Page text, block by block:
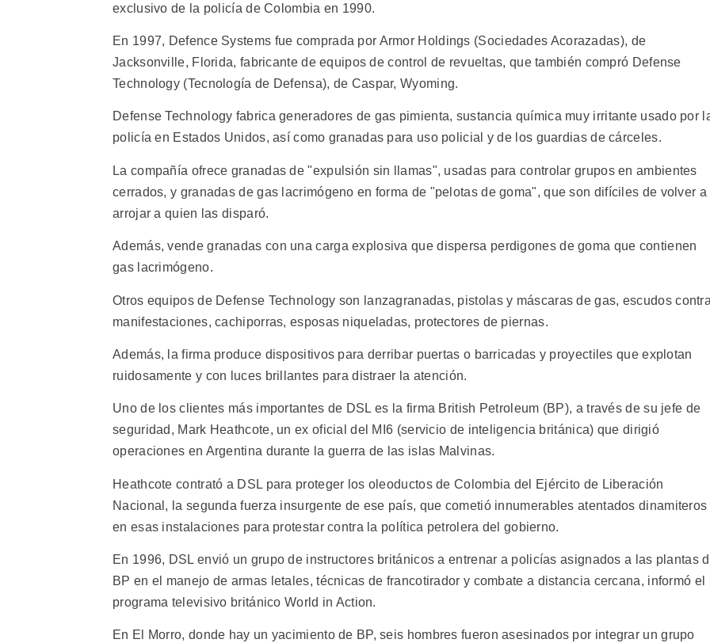
exclusivo de la policía de Colombia en 1990.
En 1997, Defence Systems fue comprada por Armor Holdings (Sociedades Acorazadas), de
Jacksonville, Florida, fabricante de equipos de control de revueltas, que también compró Defense
Technology (Tecnología de Defensa), de Caspar, Wyoming.
Defense Technology fabrica generadores de gas pimienta, sustancia química muy irritante usado por
policía en Estados Unidos, así como granadas para uso policial y de los guardias de cárceles.
La compañía ofrece granadas de "expulsión sin llamas", usadas para controlar grupos en ambientes
cerrados, y granadas de gas lacrimógeno en forma de "pelotas de goma", que son difíciles de volver a
arrojar a quien las disparó.
Además, vende granadas con una carga explosiva que dispersa perdigones de goma que contienen
gas lacrimógeno.
Otros equipos de Defense Technology son lanzagranadas, pistolas y máscaras de gas, escudos
manifestaciones, cachiporras, esposas niqueladas, protectores de piernas.
Además, la firma produce dispositivos para derribar puertas o barricadas y proyectiles que explotan
ruidosamente y con luces brillantes para distraer la atención.
Uno de los clientes más importantes de DSL es la firma British Petroleum (BP), a través de su jefe de
seguridad, Mark Heathcote, un ex oficial del MI6 (servicio de inteligencia británica) que dirigió
operaciones en Argentina durante la guerra de las islas Malvinas.
Heathcote contrató a DSL para proteger los oleoductos de Colombia del Ejército de Liberación
Nacional, la segunda fuerza insurgente de ese país, que cometió innumerables atentados dinamiteros
en esas instalaciones para protestar contra la política petrolera del gobierno.
En 1996, DSL envió un grupo de instructores británicos a entrenar a policías asignados a las plantas
BP en el manejo de armas letales, técnicas de francotirador y combate a distancia cercana, informó el
programa televisivo británico World in Action.
En El Morro, donde hay un yacimiento de BP, seis hombres fueron asesinados por integrar un grupo